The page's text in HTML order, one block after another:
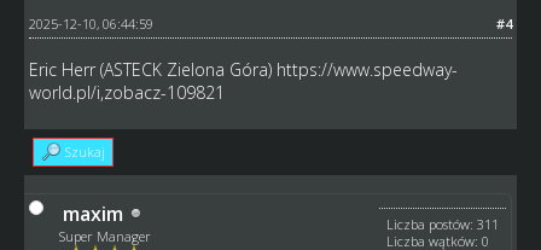
#4
2025-12-10, 06:44:59
Eric Herr (ASTECK Zielona Góra) https://www.speedway-
world.pl/i,zobacz-109821
Szukaj
maxim
Super Manager
Liczba postów: 311
Liczba wątków: 0